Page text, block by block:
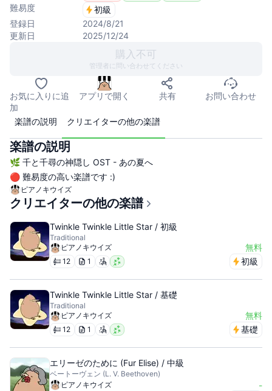
難易度
初級
登録日
2024/8/21
更新日
2025/12/24
購入不可
管理者に問い合わせてください
お気に入りに追
加
アプリで開く 共有 お問い合わせ
楽譜の説明 クリエイターの他の楽譜
楽譜の説明
🌿 千と千尋の神隠し OST - あの夏へ
🔴 難易度の高い楽譜です :)
ピアノキウイズ
クリエイターの他の楽譜
Twinkle Twinkle Little Star / 初級
Traditional
ピアノキウイズ
無料
12 1 初級
Twinkle Twinkle Little Star / 基礎
Traditional
ピアノキウイズ
無料
12 1 基礎
エリーゼのために (Fur Elise) / 中級
ベートーヴェン (L. V. Beethoven)
ピアノキウイズ
-